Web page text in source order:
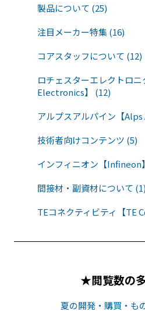
製品について (25)
注目メーカー特集 (16)
コアスタッフについて (12)
ロチェスターエレクトロ
Electronics】 (12)
アルプスアルパイン【
技術者向けコンテンツ (5)
インフィニオン【Infineon
間接材・副資材について (1)
TEコネクティビティ【TE
★閲覧数の
夏の開発・購買・も